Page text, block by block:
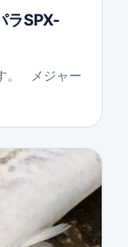
ラSPX-
。 メジャー